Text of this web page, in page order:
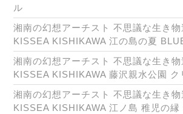
ル
湘南の幻想アーチスト 不思議な生き物
KISSEA KISHIKAWA 江の島の夏
湘南の幻想アーチスト 不思議な生き物
KISSEA KISHIKAWA 藤沢親水公園 ク
湘南の幻想アーチスト 不思議な生き物
KISSEA KISHIKAWA 江ノ島 稚児の縁